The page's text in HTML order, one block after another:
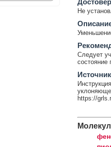
Не
Следует
состояние
https://